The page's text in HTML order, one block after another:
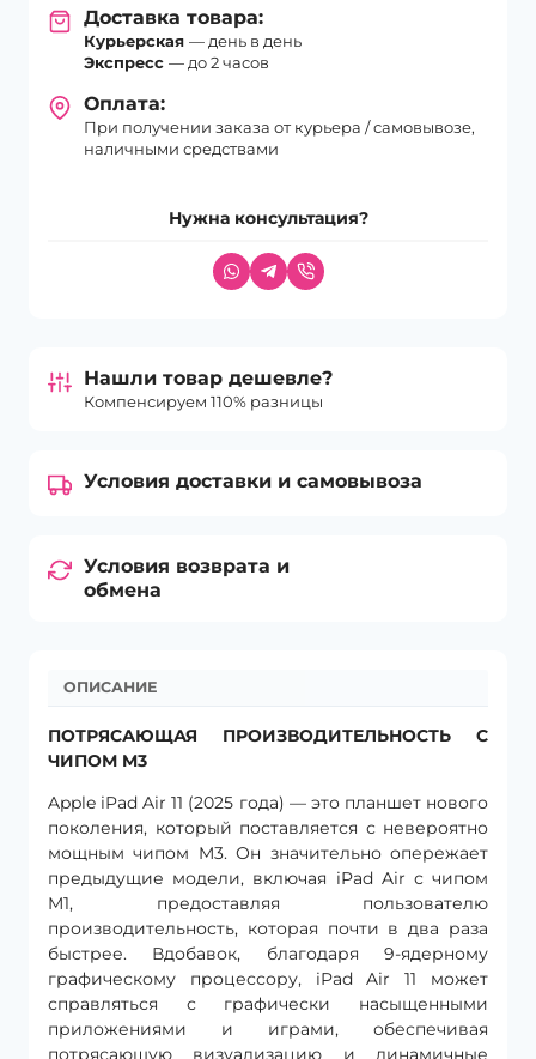
Доставка товара:
Курьерская — день в день
Экспресс — до 2 часов
Оплата:
При получении заказа от курьера / самовывозе,
наличными средствами
Нужна консультация?
Нашли товар дешевле?
Компенсируем 110% разницы
Условия доставки и самовывоза
Условия возврата и
обмена
ОПИСАНИЕ
ПОТРЯСАЮЩАЯ ПРОИЗВОДИТЕЛЬНОСТЬ С
ЧИПОМ M3
Apple iPad Air 11 (2025 года) — это планшет нового
поколения, который поставляется с невероятно
мощным чипом M3. Он значительно опережает
предыдущие модели, включая iPad Air с чипом
M1, предоставляя пользователю
производительность, которая почти в два раза
быстрее. Вдобавок, благодаря 9-ядерному
графическому процессору, iPad Air 11 может
справляться с графически насыщенными
приложениями и играми, обеспечивая
потрясающую визуализацию и динамичные